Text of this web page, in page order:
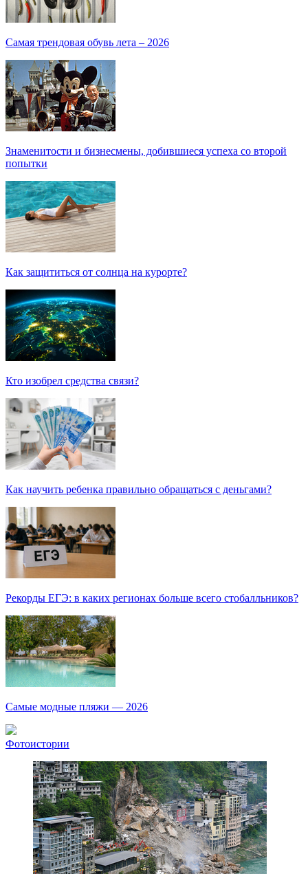
Самая трендовая обувь лета – 2026
Знаменитости и бизнесмены, добившиеся успеха со второй
попытки
Как защититься от солнца на курорте?
Кто изобрел средства связи?
Как научить ребенка правильно обращаться с деньгами?
Рекорды ЕГЭ: в каких регионах больше всего стобалльников?
Самые модные пляжи — 2026
Фотоистории